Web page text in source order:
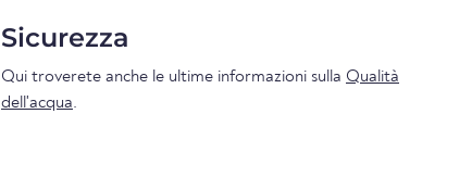
Sicurezza
Qui troverete anche le ultime informazioni sulla Qualità
dell'acqua.